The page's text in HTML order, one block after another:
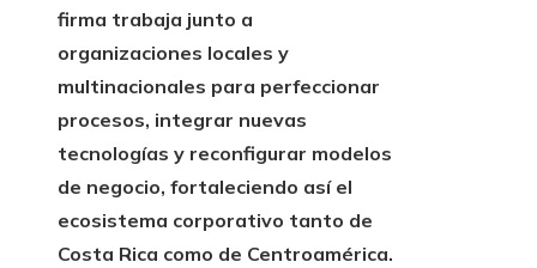
firma trabaja junto a
organizaciones locales y
multinacionales para perfeccionar
procesos, integrar nuevas
tecnologías y reconfigurar modelos
de negocio, fortaleciendo así el
ecosistema corporativo tanto de
Costa Rica como de Centroamérica.